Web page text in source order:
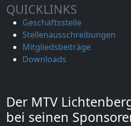
QUICKLINKS
Geschäftsstelle
Stellenausschreibungen
Mitgliedsbeiträge
Downloads
Der MTV
bei seinen